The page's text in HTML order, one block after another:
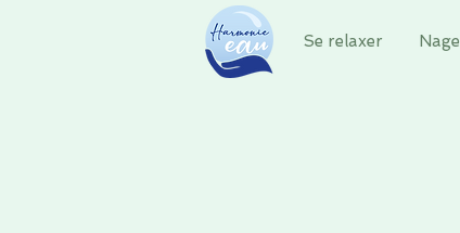
Se relaxer